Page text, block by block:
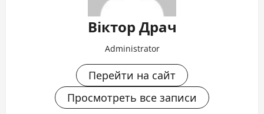
Віктор Драч
Administrator
Перейти на сайт
Просмотреть все записи